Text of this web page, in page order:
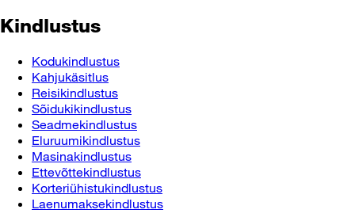
Kindlustus
Kodukindlustus
Kahjukäsitlus
Reisikindlustus
Sõidukikindlustus
Seadmekindlustus
Eluruumikindlustus
Masinakindlustus
Ettevõttekindlustus
Korteriühistukindlustus
Laenumaksekindlustus